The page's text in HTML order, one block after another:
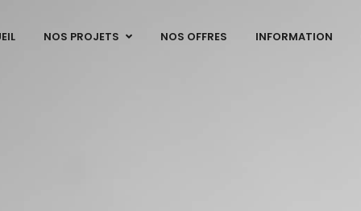
NOS PROJETS NOS OFFRES INFORMATION